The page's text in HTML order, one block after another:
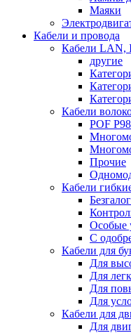
Маяки
Кабели и провода
Кабели LAN,
другие
Кабели
POF
Прочие
Кабели
Особые
С
Кабели для
Для
Для
Для
Для
Кабели для
Для